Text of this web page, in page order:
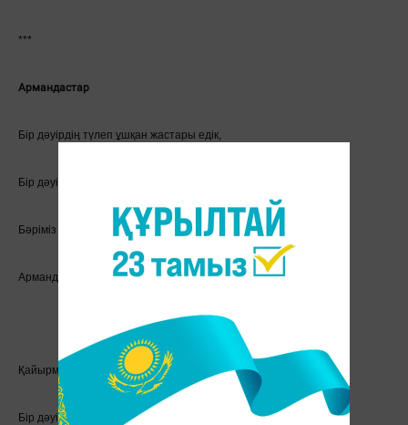
***
Армандастар
Бір дәуірдің түлеп ұшқан жастары едік,
Бір дәуірдің мөлдіреген аспаны едік.
Бәріміз де жазылмаған дастан едік,
Армандастар – құрдастар.
Қайырмасы:
Бір дәуірдің мөлдіреген аспаны едік,